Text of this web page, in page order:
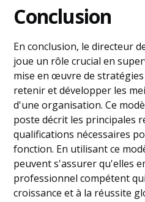
Conclusion
En conclusion, le directeur
joue un rôle crucial en
mise en œuvre de
retenir et développer les
d'une organisation. Ce
poste décrit les principales
qualifications nécessaires
fonction. En utilisant ce
peuvent s'assurer qu'elles
professionnel compétent
croissance et à la réussite